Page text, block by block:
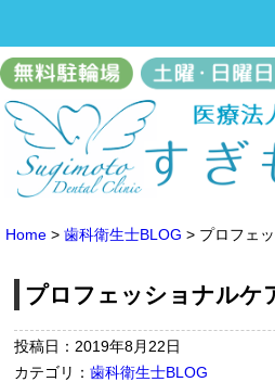
Home > 歯科衛生士BLOG > プロフェ
プロフェッショナルケ
投稿日：2019年8月22日
カテゴリ：歯科衛生士BLOG